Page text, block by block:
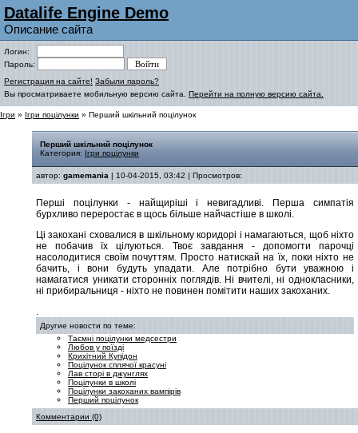
Datalife Engine Demo
Описание сайта
Логин:
Пароль:
Регистрация на сайте! Забыли пароль?
Вы просматриваете мобильную версию сайта. Перейти на полную версию сайта.
Ігри » Ігри поцілунки » Перший шкільний поцілунок
Перший шкільний поцілунок
Категория: Ігри поцілунки
автор: gamemania | 10-04-2015, 03:42 | Просмотров:
Перші поцілунки - найщиріші і невигадливі. Перша симпатія
бурхливо переростає в щось більше найчастіше в школі.
Ці закохані сховалися в шкільному коридорі і намагаються, щоб ніхто
не побачив їх цілуються. Твоє завдання - допомогти парочці
насолодитися своїм почуттям. Просто натискай на їх, поки ніхто не
бачить, і вони будуть упадати. Але потрібно бути уважною і
намагатися уникати сторонніх поглядів. Ні вчителі, ні однокласники,
ні прибиральниця - ніхто не повинен помітити наших закоханих.
.
Другие новости по теме:
Таємні поцілунки медсестри
Любов у поїзді
Крихітний Купідон
Поцілунок сплячої красуні
Лав сторі в джунглях
Поцілунки в школі
Поцілунки закоханих вампірів
Перший поцілунок
Комментарии (0)